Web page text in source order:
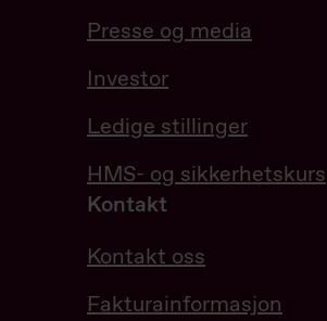
Presse og media
Investor
Ledige stillinger
HMS- og sikkerhetskurs
Kontakt
Kontakt oss
Fakturainformasjon